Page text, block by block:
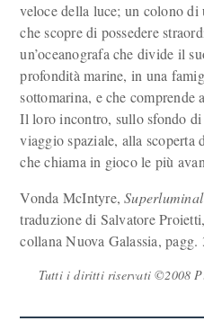
veloce della luce; un colono di
che scopre di possedere
un’oceanografa che divide il
profondità marine, in una
sottomarina, e che comprende
Il loro incontro, sullo sfondo di
viaggio spaziale, alla scoperta
che chiama in gioco le più
Vonda McIntyre,Superluminal
traduzione di Salvatore
collana Nuova Galassia, pagg.
Tutti i diritti riservati ©2008